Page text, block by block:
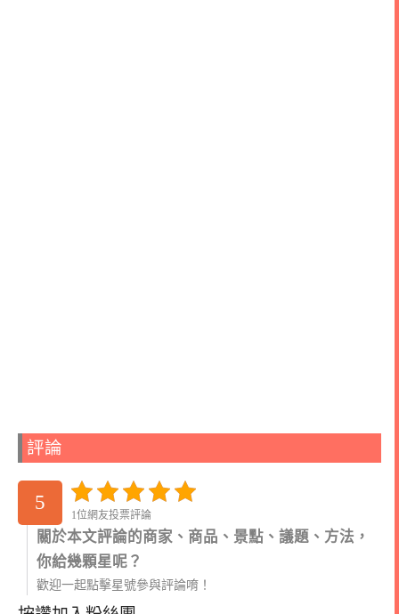
評論
5
1位網友投票評論
關於本文評論的商家、商品、景點、議題、方法，
你給幾顆星呢？
歡迎一起點擊星號參與評論唷！